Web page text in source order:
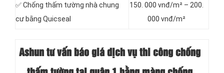
✅ Chống thấm tường nhà chung
cư bằng Quicseal
150. 000 vnđ/m² – 200.
000 vnđ/m²
Ashun tư vấn báogiá dịch vụ thi công chống